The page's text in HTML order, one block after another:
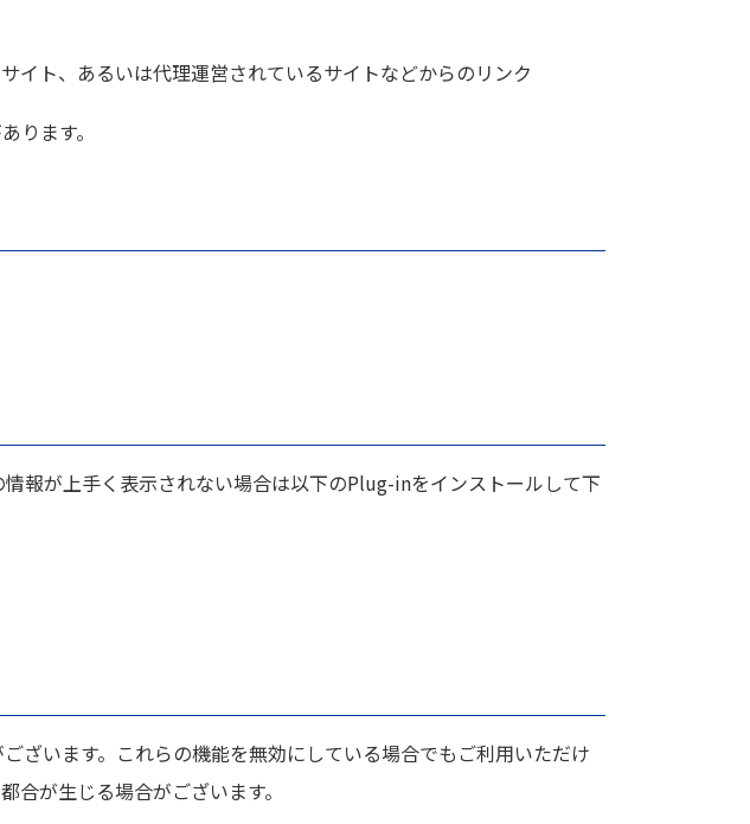
イト、あるいは代理運営されているサイトなどからのリンク
ります。
報が上手く表示されない場合は以下のPlug-inをインストールして下
ざいます。これらの機能を無効にしている場合でもご利用いただけ
合が生じる場合がございます。